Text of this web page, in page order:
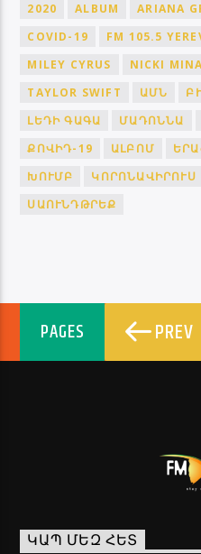
2020 ALBUM ARIANA
COVID-19
FM 105.5
MILEY CYRUS
NICKI
TAYLOR SWIFT
ԱՄՆ
ԼԵԴԻ ԳԱԳԱ
ՄԱԴՈՆՆԱ
ՔՈՎԻԴ-19
ԱԼԲՈՄ
ԽՈՒՄԲ
ԿՈՐՈՆԱՎԻՐՈՒՍ
ՍԱՈՒՆԴԹՐԵՔ
PAGES PREV
ԿԱՊ ՄԵԶ ՀԵՏ